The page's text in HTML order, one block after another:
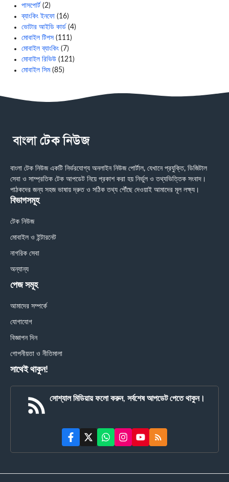
পাসপোর্ট (2)
ব্যাংকিং ইনফো (16)
ভোটার আইডি কার্ড (4)
মোবাইল টিপস (111)
মোবাইল ব্যাংকিং (7)
মোবাইল রিভিউ (121)
মোবাইল সিম(85)
বাংলা টেক নিউজ একটি নির্ভরযোগ্য অনলাইন নিউজ পোর্টাল, যেখানে প্রযুক্তি, ডিজিটাল
সেবা ও সাম্প্রতিক টেক আপডেট নিয়ে প্রকাশ করা হয় নির্ভুল ও তথ্যভিত্তিক সংবাদ।
পাঠকদের জন্য সহজ ভাষায় দ্রুত ও সঠিক তথ্য পৌঁছে দেওয়াই আমাদের মূল লক্ষ্য।
বিভাগসমূহ
টেক নিউজ
মোবাইল ও ইন্টারনেট
নাগরিক সেবা
অন্যান্য
পেজ সমূহ
আমাদের সম্পর্কে
যোগাযোগ
বিজ্ঞাপন দিন
গোপনীয়তা ও নীতিমালা
সাথেই থাকুন!
সোশ্যাল মিডিয়ায় ফলো করুন, সর্বশেষ আপডেট পেতে থাকুন।